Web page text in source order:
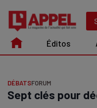
contenu
Édito
Éditos
DÉBATSFORUM
Sept clés pour